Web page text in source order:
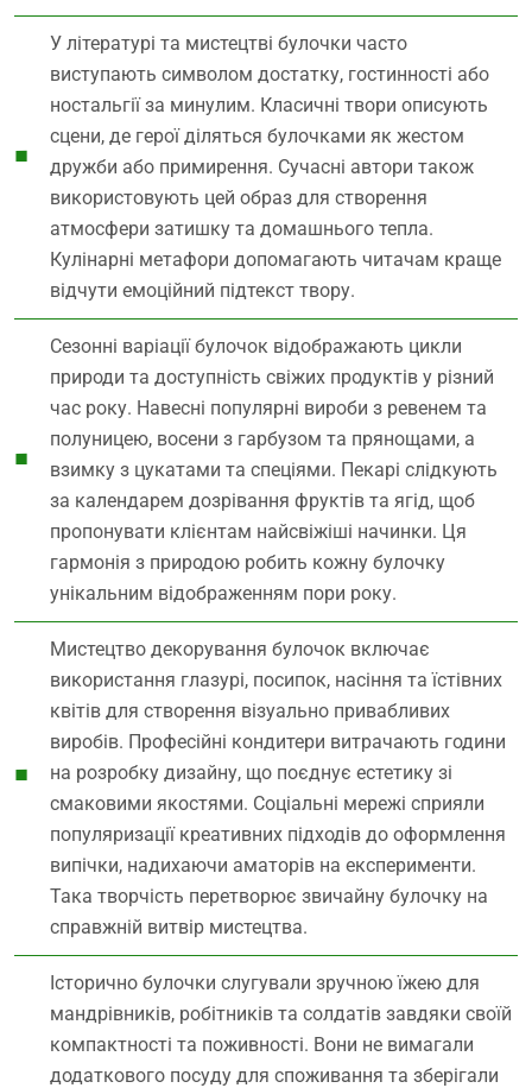
У літературі та мистецтві булочки часто
виступають символом достатку, гостинності або
ностальгії за минулим. Класичні твори описують
сцени, де герої діляться булочками як жестом
дружби або примирення. Сучасні автори також
використовують цей образ для створення
атмосфери затишку та домашнього тепла.
Кулінарні метафори допомагають читачам краще
відчути емоційний підтекст твору.
Сезонні варіації булочок відображають цикли
природи та доступність свіжих продуктів у різний
час року. Навесні популярні вироби з ревенем та
полуницею, восени з гарбузом та прянощами, а
взимку з цукатами та спеціями. Пекарі слідкують
за календарем дозрівання фруктів та ягід, щоб
пропонувати клієнтам найсвіжіші начинки. Ця
гармонія з природою робить кожну булочку
унікальним відображенням пори року.
Мистецтво декорування булочок включає
використання глазурі, посипок, насіння та їстівних
квітів для створення візуально привабливих
виробів. Професійні кондитери витрачають години
на розробку дизайну, що поєднує естетику зі
смаковими якостями. Соціальні мережі сприяли
популяризації креативних підходів до оформлення
випічки, надихаючи аматорів на експерименти.
Така творчість перетворює звичайну булочку на
справжній витвір мистецтва.
Історично булочки слугували зручною їжею для
мандрівників, робітників та солдатів завдяки своїй
компактності та поживності. Вони не вимагали
додаткового посуду для споживання та зберігали